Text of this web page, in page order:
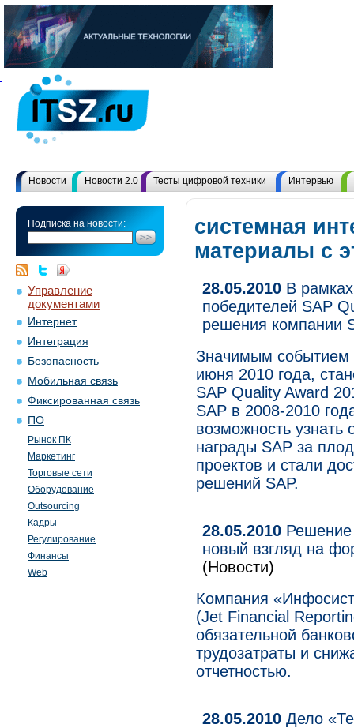
Новости Новости 2.0 Тесты цифровой техники Интервью
Подписка на новости:
Управление
документами
Интернет
Интеграция
Безопасность
Мобильная связь
Фиксированная связь
ПО
Рынок ПК
Маркетинг
Торговые сети
Оборудование
Outsourcing
Кадры
Регулирование
Финансы
Web
системная
материалы с
28.05.2010 В
победителей SAP
решения компании
Значимым событием
июня 2010 года,
SAP Quality Award
SAP в 2008-2010
возможность узнать
награды SAP за
проектов и стали
решений SAP.
28.05.2010
новый взгляд на
(Новости)
Компания
(Jet Financial
обязательной
трудозатраты и
отчетностью.
28.05.2010 Дело